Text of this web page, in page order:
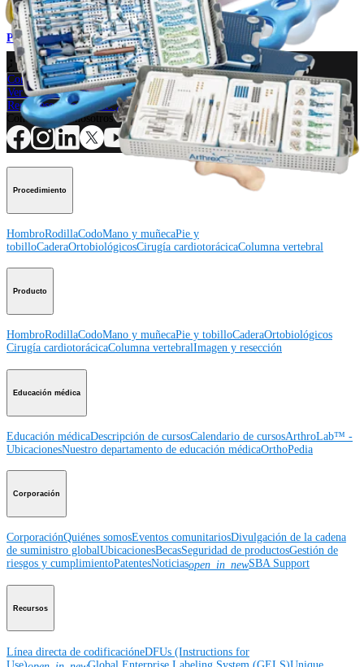
Procedimiento
¿Cómo podemos ayudarlo?
Contacte a un representante
Ver eventos, laboratorios y oportunidades educativas
Regístrese para recibir: ¿Qué hay de nuevo en Arthrex?
Conéctese con nosotros
Procedimiento
HombroRodillaCodoMano y muñecaPie y
tobilloCaderaOrtobiológicosCirugía cardiotorácicaColumna vertebral
Producto
HombroRodillaCodoMano y muñecaPie y tobilloCaderaOrtobiológicos
Cirugía cardiotorácicaColumna vertebralImagen y resección
Educación médica
Educación médicaDescripción de cursosCalendario de cursosArthroLab™ -
UbicacionesNuestro departamento de educación médicaOrthoPedia
Corporación
CorporaciónQuiénes somosEventos comunitariosDivulgación de la cadena
de suministro globalUbicacionesBecasSeguridad de productosGestión de
riesgos y cumplimientoPatentesNoticiasopen_in_newSBA Support
Recursos
Línea directa de codificacióneDFUs (Instructions for